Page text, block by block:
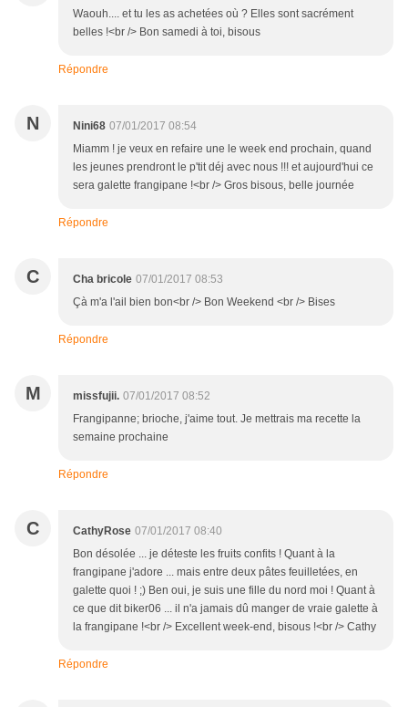
Waouh.... et tu les as achetées où ? Elles sont sacrément
belles !<br /> Bon samedi à toi, bisous
Répondre
N Nini68 07/01/2017 08:54
Miamm ! je veux en refaire une le week end prochain, quand
les jeunes prendront le p'tit déj avec nous !!! et aujourd'hui ce
sera galette frangipane !<br /> Gros bisous, belle journée
Répondre
C Cha bricole 07/01/2017 08:53
Çà m'a l'ail bien bon<br /> Bon Weekend <br /> Bises
Répondre
M missfujii. 07/01/2017 08:52
Frangipanne; brioche, j'aime tout. Je mettrais ma recette la
semaine prochaine
Répondre
C CathyRose 07/01/2017 08:40
Bon désolée ... je déteste les fruits confits ! Quant à la
frangipane j'adore ... mais entre deux pâtes feuilletées, en
galette quoi ! ;) Ben oui, je suis une fille du nord moi ! Quant à
ce que dit biker06 ... il n'a jamais dû manger de vraie galette à
la frangipane !<br /> Excellent week-end, bisous !<br /> Cathy
Répondre